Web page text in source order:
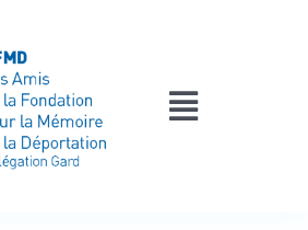
Toggle